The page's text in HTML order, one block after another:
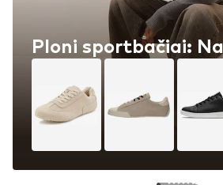
Ploni sportbačiai: